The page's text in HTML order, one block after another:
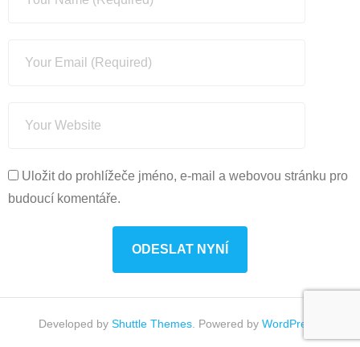
Uložit do prohlížeče jméno, e-mail a webovou stránku pro
budoucí komentáře.
Developed by Shuttle Themes . Powered by WordPress